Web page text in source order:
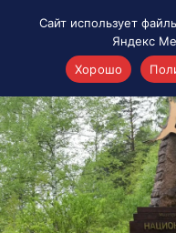
Акценты
Материалы о
Проекты 7 инфо
Здоровье
Интересное
Сайт использует
Яндекс
Хорошо